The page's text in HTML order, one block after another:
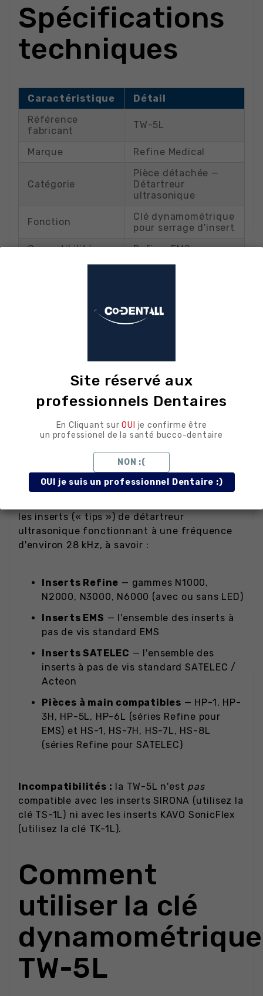
Spécifications
techniques
Caractéristique
Détail
Référence
fabricant
TW-5L
Marque Refine Medical
Catégorie
Pièce détachée —
Détartreur
ultrasonique
Fonction
Clé dynamométrique
pour serrage d'insert
Compatibilité
Refine, EMS,
Autoclave
(conformément aux
d'origine
Compatibilité
détaillée
les inserts (« tips ») de détartreur
ultrasonique fonctionnant à une fréquence
d'environ 28 kHz, à savoir :
Inserts Refine — gammes N1000,
N2000, N3000, N6000 (avec ou sans LED)
Inserts EMS — l'ensemble des inserts à
pas de vis standard EMS
Inserts SATELEC — l'ensemble des
inserts à pas de vis standard SATELEC /
Acteon
Pièces à main compatibles — HP-1, HP-
3H, HP-5L, HP-6L (séries Refine pour
EMS) et HS-1, HS-7H, HS-7L, HS-8L
(séries Refine pour SATELEC)
Incompatibilités : la TW-5L n'est pas
compatible avec les inserts SIRONA (utilisez la
clé TS-1L) ni avec les inserts KAVO SonicFlex
(utilisez la clé TK-1L).
Comment
utiliser la clé
dynamométrique
TW-5L
Site réservé aux
professionnels Dentaires
En Cliquant surOUI je confirme être
un professionel de la santé bucco-dentaire
NON :(
OUI je suis un professionnel Dentaire :)